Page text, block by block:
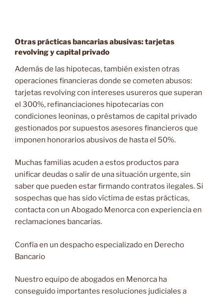
Otras prácticas bancarias abusivas: tarjetas
revolving y capital privado
Además de las hipotecas, también existen otras
operaciones financieras donde se cometen abusos:
tarjetas revolving con intereses usureros que superan
el 300%, refinanciaciones hipotecarias con
condiciones leoninas, o préstamos de capital privado
gestionados por supuestos asesores financieros que
imponen honorarios abusivos de hasta el 50%.
Muchas familias acuden a estos productos para
unificar deudas o salir de una situación urgente, sin
saber que pueden estar firmando contratos ilegales. Si
sospechas que has sido víctima de estas prácticas,
contacta con un Abogado Menorca con experiencia en
reclamaciones bancarias.
Confía en un despacho especializado en Derecho
Bancario
Nuestro equipo de abogados en Menorca ha
conseguido importantes resoluciones judiciales a